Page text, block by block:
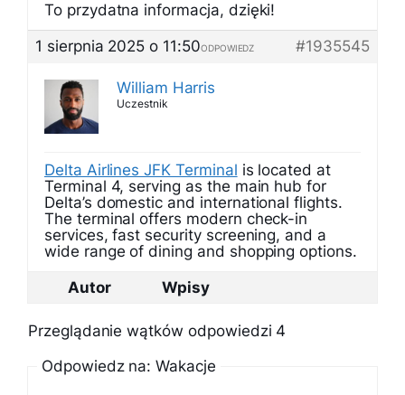
To przydatna informacja, dzięki!
1 sierpnia 2025 o 11:50
#1935545
ODPOWIEDZ
William Harris
Uczestnik
Delta Airlines JFK Terminal is located at
Terminal 4, serving as the main hub for
Delta’s domestic and international flights.
The terminal offers modern check-in
services, fast security screening, and a
wide range of dining and shopping options.
Autor
Wpisy
Przeglądanie wątków odpowiedzi 4
Odpowiedz na: Wakacje